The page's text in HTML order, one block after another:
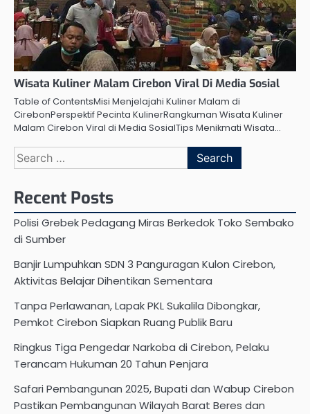
Wisata Kuliner Malam Cirebon Viral Di Media Sosial
Table of ContentsMisi Menjelajahi Kuliner Malam di
CirebonPerspektif Pecinta KulinerRangkuman Wisata Kuliner
Malam Cirebon Viral di Media SosialTips Menikmati Wisata…
Search
for:
Recent Posts
Polisi Grebek Pedagang Miras Berkedok Toko Sembako
di Sumber
Banjir Lumpuhkan SDN 3 Panguragan Kulon Cirebon,
Aktivitas Belajar Dihentikan Sementara
Tanpa Perlawanan, Lapak PKL Sukalila Dibongkar,
Pemkot Cirebon Siapkan Ruang Publik Baru
Ringkus Tiga Pengedar Narkoba di Cirebon, Pelaku
Terancam Hukuman 20 Tahun Penjara
Safari Pembangunan 2025, Bupati dan Wabup Cirebon
Pastikan Pembangunan Wilayah Barat Beres dan